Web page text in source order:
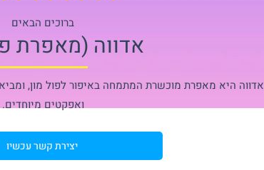
ברוכים הבאים
אדווה (מאפרת
אדווה היא מאפרת מוכשרת המתמחה באיפור לפול מון,
ואפקטים מיוחדים.
יצירת קשר עכשיו